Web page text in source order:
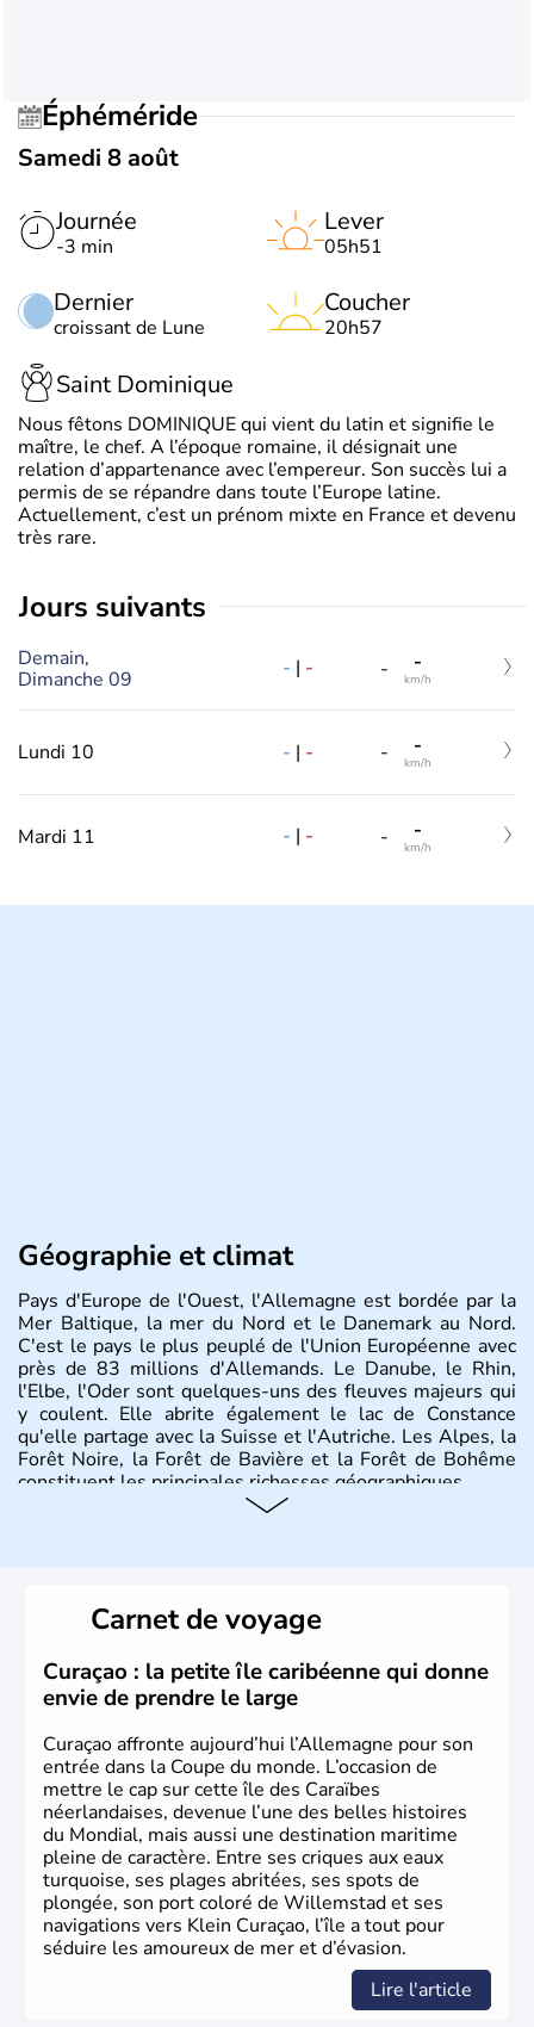
Éphéméride
Samedi 8 août
Journée
-3 min
Dernier
croissant de Lune
Lever
05h51
Coucher
20h57
Saint Dominique
Nous fêtons DOMINIQUE qui vient du latin et signifie le
maître, le chef. A l’époque romaine, il désignait une
relation d’appartenance avec l’empereur. Son succès lui a
permis de se répandre dans toute l’Europe latine.
Actuellement, c’est un prénom mixte en France et devenu
très rare.
jours suivants
Demain,
Dimanche 09
- | - - -
km/h
Lundi 10 - | - - -
km/h
Mardi 11 - | - - -
km/h
Géographie et climat
Pays d'Europe de l'Ouest, l'Allemagne est bordée par la
Mer Baltique, la mer du Nord et le Danemark au Nord.
C'est le pays le plus peuplé de l'Union Européenne avec
près de 83 millions d'Allemands. Le Danube, le Rhin,
l'Elbe, l'Oder sont quelques-uns des fleuves majeurs qui
y coulent. Elle abrite également le lac de Constance
qu'elle partage avec la Suisse et l'Autriche. Les Alpes, la
Forêt Noire, la Forêt de Bavière et la Forêt de Bohême
constituent les principales richesses géographiques.
lesquelles bénéficient d'une grande autonomie. Le pays
peut se targuer de grands noms qu'il a vu naître dans tous
les domaines, des arts à la politique en passant par la
philosophie. Hertz, Gutenberg, Heidegger, Thomas Mann,
Herman Hesse ou bien Hegel en font partie.
Carnet de voyage
Curaçao : la petite île caribéenne qui donne
envie de prendre le large
Curaçao affronte aujourd’hui l’Allemagne pour son
entrée dans la Coupe du monde. L’occasion de
mettre le cap sur cette île des Caraïbes
néerlandaises, devenue l’une des belles histoires
du Mondial, mais aussi une destination maritime
pleine de caractère. Entre ses criques aux eaux
turquoise, ses plages abritées, ses spots de
plongée, son port coloré de Willemstad et ses
navigations vers Klein Curaçao, l’île a tout pour
séduire les amoureux de mer et d’évasion.
Lire l'article